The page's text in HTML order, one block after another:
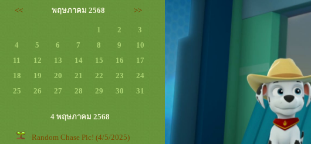
<< พฤษภาคม 2568 >>
1 2
3
4
5 6 7 8 9
10
11
12 13 14 15 16
17
18
19 20 21 22 23
24
25
26 27 28 29 30 31
4 พฤษภาคม 2568
Random Chase Pic! (4/5/2025)